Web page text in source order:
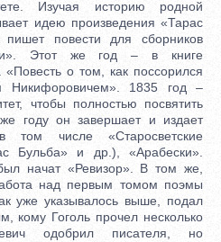
Изучая историю родной
идею произведения «Тарас
повести для сборников
Этот же год – в книге
о том, как поссорился
Никифоровичем». 1835 год –
чтобы полностью посвятить
году он завершает и издает
том числе «Старосветские
Бульба» и др.), «Арабески».
начат «Ревизор». В том же,
над первым томом поэмы
уже указывалось выше, подал
кому Гоголь прочел несколько
одобрил писателя, но